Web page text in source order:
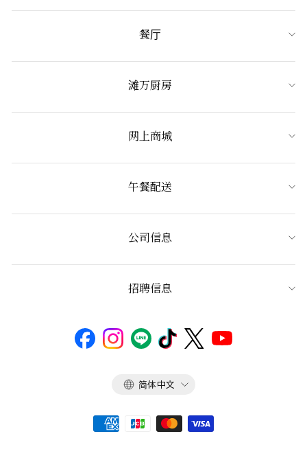
餐厅
滩万厨房
网上商城
午餐配送
公司信息
招聘信息
语
简体中文